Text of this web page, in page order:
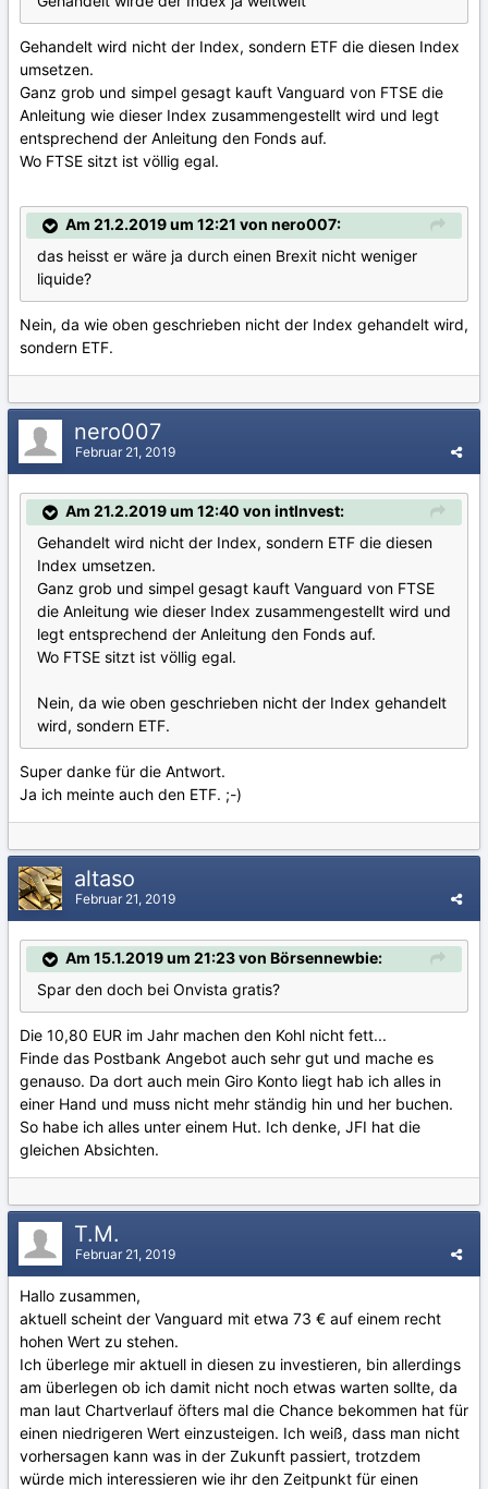
Gehandelt wird nicht der Index, sondern ETF die diesen Index
umsetzen.
Ganz grob und simpel gesagt kauft Vanguard von FTSE die
Anleitung wie dieser Index zusammengestellt wird und legt
entsprechend der Anleitung den Fonds auf.
Wo FTSE sitzt ist völlig egal.
Am 21.2.2019 um 12:21 von nero007:
das heisst er wäre ja durch einen Brexit nicht weniger
liquide?
Nein, da wie oben geschrieben nicht der Index gehandelt wird,
sondern ETF.
nero007
Februar 21, 2019
Am 21.2.2019 um 12:40 von intInvest:
Gehandelt wird nicht der Index, sondern ETF die diesen
Index umsetzen.
Ganz grob und simpel gesagt kauft Vanguard von FTSE
die Anleitung wie dieser Index zusammengestellt wird und
legt entsprechend der Anleitung den Fonds auf.
Wo FTSE sitzt ist völlig egal.
Nein, da wie oben geschrieben nicht der Index gehandelt
wird, sondern ETF.
Super danke für die Antwort.
Ja ich meinte auch den ETF. ;-)
altaso
Februar 21, 2019
Am 15.1.2019 um 21:23 von Börsennewbie:
Spar den doch bei Onvista gratis?
Die 10,80 EUR im Jahr machen den Kohl nicht fett...
Finde das Postbank Angebot auch sehr gut und mache es
genauso. Da dort auch mein Giro Konto liegt hab ich alles in
einer Hand und muss nicht mehr ständig hin und her buchen.
So habe ich alles unter einem Hut. Ich denke, JFI hat die
gleichen Absichten.
T.M.
Februar 21, 2019
Hallo zusammen,
aktuell scheint der Vanguard mit etwa 73 € auf einem recht
hohen Wert zu stehen.
Ich überlege mir aktuell in diesen zu investieren, bin allerdings
am überlegen ob ich damit nicht noch etwas warten sollte, da
man laut Chartverlauf öfters mal die Chance bekommen hat für
einen niedrigeren Wert einzusteigen. Ich weiß, dass man nicht
vorhersagen kann was in der Zukunft passiert, trotzdem
würde mich interessieren wie ihr den Zeitpunkt für einen